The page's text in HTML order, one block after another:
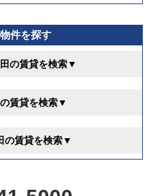
件を探す
の賃貸を検索▼
賃貸を検索▼
の賃貸を検索▼